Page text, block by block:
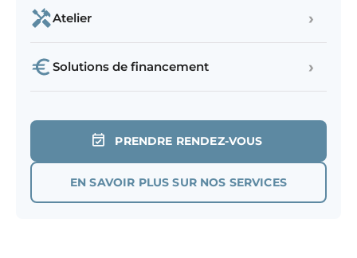
Atelier ›
Solutions de financement ›
PRENDRE RENDEZ-VOUS
EN SAVOIR PLUS SUR NOS SERVICES